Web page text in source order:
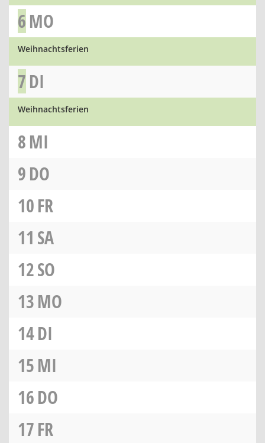
6MO
Weihnachtsferien
7DI
Weihnachtsferien
8MI
9DO
10FR
11 SA
12SO
13MO
14DI
15MI
16DO
17FR